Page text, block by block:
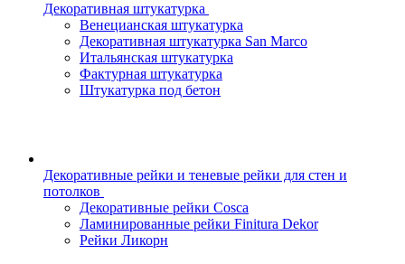
Декоративная штукатурка
Венецианская штукатурка
Декоративная штукатурка San Marco
Итальянская штукатурка
Фактурная штукатурка
Штукатурка под бетон
Декоративные рейки и теневые рейки для стен и
потолков
Декоративные рейки Cosca
Ламинированные рейки Finitura Dekor
Рейки Ликорн